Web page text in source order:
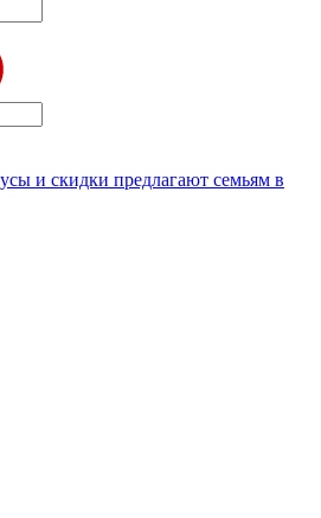
и скидки предлагают семьям в